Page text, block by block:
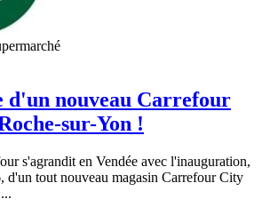
d'un nouveau Carrefour
sur-Yon !
s'agrandit en Vendée avec l'inauguration,
d'un tout nouveau magasin Carrefour City